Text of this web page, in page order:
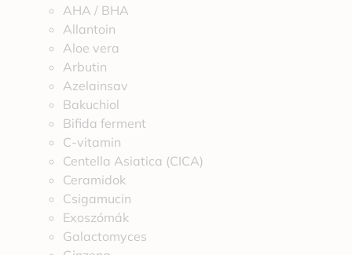
AHA / BHA
Allantoin
Aloe vera
Arbutin
Azelainsav
Bakuchiol
Bifida ferment
C-vitamin
Centella Asiatica (CICA)
Ceramidok
Csigamucin
Exoszómák
Galactomyces